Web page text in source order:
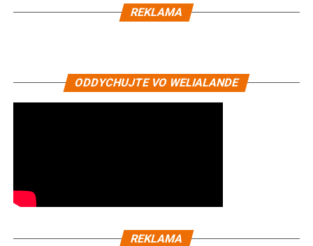
REKLAMA
ODDYCHUJTE VO WELIALANDE
REKLAMA